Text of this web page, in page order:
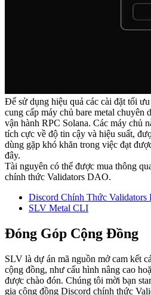
Để sử dụng hiệu quả các cài đặt tối
cung cấp máy chủ bare metal chuyên
vận hành RPC Solana. Các máy chủ
tích cực về độ tin cậy và hiệu suất,
dùng gặp khó khăn trong việc đạt
đây.
Tài nguyên có thể được mua thông
chính thức Validators DAO.
Discord Chính Thức Validators
SLV Metal CLI
Đóng Góp Cộng Đồng
SLV là dự án mã nguồn mở cam kết
cộng đồng, như cấu hình nâng cao
được chào đón. Chúng tôi mời bạn
gia cộng đồng Discord chính thức